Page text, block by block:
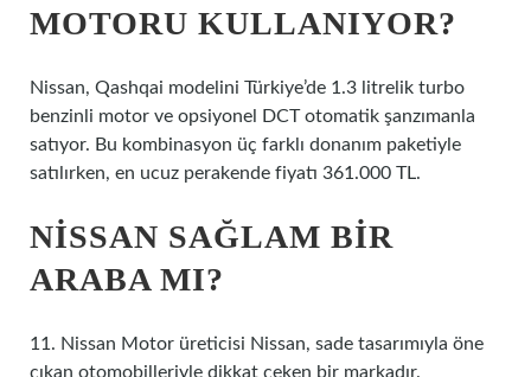
MOTORU KULLANIYOR?
Nissan, Qashqai modelini Türkiye’de 1.3 litrelik turbo
benzinli motor ve opsiyonel DCT otomatik şanzımanla
satıyor. Bu kombinasyon üç farklı donanım paketiyle
satılırken, en ucuz perakende fiyatı 361.000 TL.
NISSAN SAĞLAM BIR
ARABA MI?
11. Nissan Motor üreticisi Nissan, sade tasarımıyla öne
çıkan otomobilleriyle dikkat çeken bir markadır.